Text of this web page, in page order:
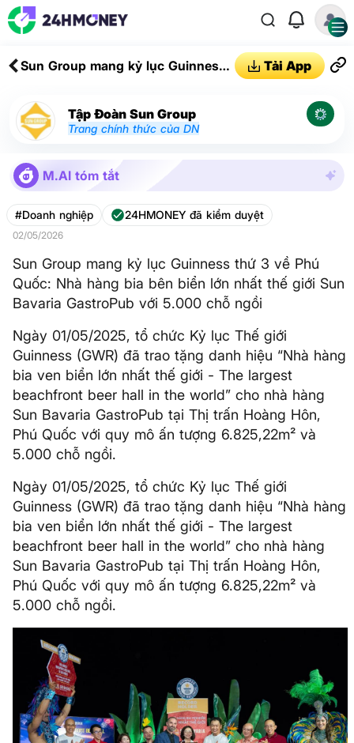
Sun Group mang kỷ lục Guinness
bên biển lớn nhất thế giới Sun
Bavaria GastroPub với 5.000 chỗ
ngồi
Tải App
Tập Đoàn Sun Group
Trang chính thức của DN
M.AI tóm tắt
#Doanh nghiệp 24HMONEY đã kiểm duyệt
02/05/2026
Sun Group mang kỷ lục Guinness thứ 3 về Phú
Quốc: Nhà hàng bia bên biển lớn nhất thế giới Sun
Bavaria GastroPub với 5.000 chỗ ngồi
Ngày 01/05/2025, tổ chức Kỷ lục Thế giới
Guinness (GWR) đã trao tặng danh hiệu “Nhà hàng
bia ven biển lớn nhất thế giới - The largest
beachfront beer hall in the world” cho nhà hàng
Sun Bavaria GastroPub tại Thị trấn Hoàng Hôn,
Phú Quốc với quy mô ấn tượng 6.825,22m² và
5.000 chỗ ngồi.
Ngày 01/05/2025, tổ chức Kỷ lục Thế giới
Guinness (GWR) đã trao tặng danh hiệu “Nhà hàng
bia ven biển lớn nhất thế giới - The largest
beachfront beer hall in the world” cho nhà hàng
Sun Bavaria GastroPub tại Thị trấn Hoàng Hôn,
Phú Quốc với quy mô ấn tượng 6.825,22m² và
5.000 chỗ ngồi.